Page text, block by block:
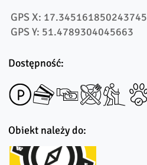
GPS X: 17.345161850243745
GPS Y: 51.4789304045663
Dostępność:
Obiekt należy do: